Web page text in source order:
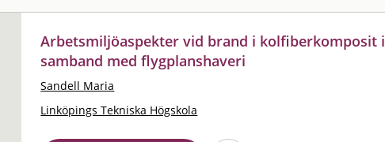
Arbetsmiljöaspekter vid brand i kolfiberkomposit i
samband med flygplanshaveri
Sandell Maria
Linköpings Tekniska Högskola